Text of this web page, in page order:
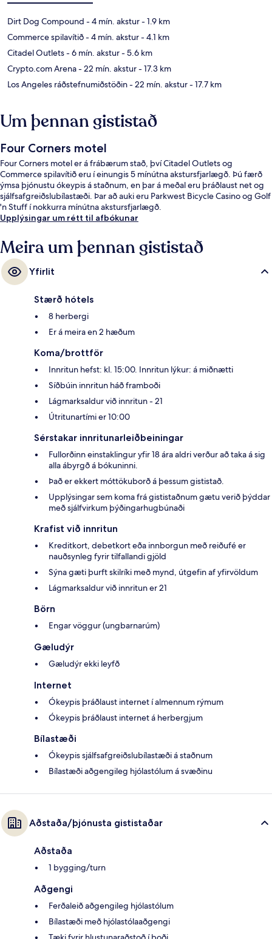
Dirt Dog Compound - 4 mín. akstur- 1.9 km
Commerce spilavítið- 4 mín. akstur- 4.1 km
Citadel Outlets- 6 mín. akstur- 5.6 km
Crypto.com Arena- 22 mín. akstur- 17.3 km
Los Angeles ráðstefnumiðstöðin- 22 mín. akstur- 17.7 km
Um þennan gististað
Four Corners motel
Four Corners motel er á frábærum stað, því Citadel Outlets og
Commerce spilavítið eru í einungis 5 mínútna akstursfjarlægð. Þú færð
ýmsa þjónustu ókeypis á staðnum, en þar á meðal eru þráðlaust net og
sjálfsafgreiðslubílastæði. Þar að auki eru Parkwest Bicycle Casino og Golf
'n Stuff í nokkurra mínútna akstursfjarlægð.
Upplýsingar um rétt til afbókunar
Meira um þennan gististað
Yfirlit
Stærð hótels
8 herbergi
Er á meira en 2 hæðum
Koma/brottför
Innritun hefst: kl. 15:00. Innritun lýkur: á miðnætti
Síðbúin innritun háð framboði
Lágmarksaldur við innritun - 21
Útritunartími er 10:00
Sérstakar innritunarleiðbeiningar
Fullorðinn einstaklingur yfir 18 ára aldri verður að taka á sig
alla ábyrgð á bókuninni.
Það er ekkert móttökuborð á þessum gististað.
Upplýsingar sem koma frá gististaðnum gætu verið þýddar
með sjálfvirkum þýðingarhugbúnaði
Krafist við innritun
Kreditkort, debetkort eða innborgun með reiðufé er
nauðsynleg fyrir tilfallandi gjöld
Sýna gæti þurft skilríki með mynd, útgefin af yfirvöldum
Lágmarksaldur við innritun er 21
Börn
Engar vöggur (ungbarnarúm)
Gæludýr
Gæludýr ekki leyfð
Internet
Ókeypis þráðlaust internet í almennum rýmum
Ókeypis þráðlaust internet á herbergjum
Bílastæði
Ókeypis sjálfsafgreiðslubílastæði á staðnum
Bílastæði aðgengileg hjólastólum á svæðinu
Aðstaða/þjónusta gististaðar
Aðstaða
1 bygging/turn
Aðgengi
Ferðaleið aðgengileg hjólastólum
Bílastæði með hjólastólaaðgengi